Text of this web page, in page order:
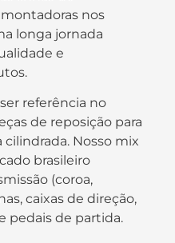
nos
longa jornada
e
referência no
de reposição para
Nosso mix
brasileiro
(coroa,
caixas de direção,
pedais de partida.